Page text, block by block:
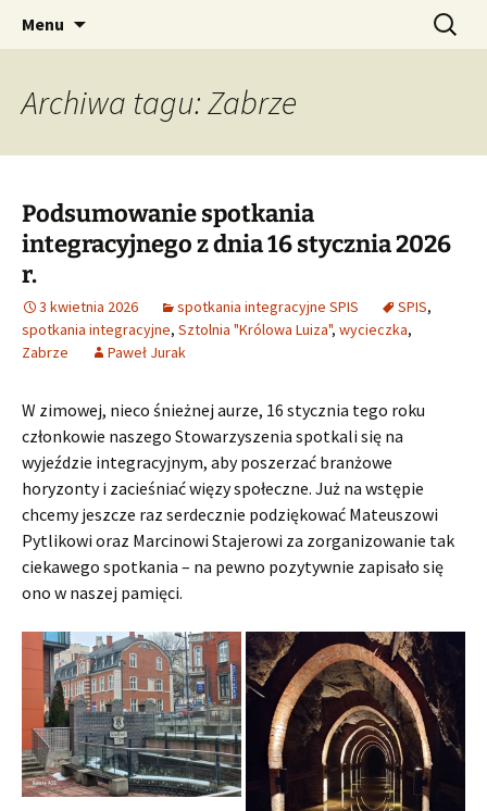
SPIS – Stowarzyszenie
Polskich Inżynierów
Strzałowych
Menu Szukaj:
Archiwa tagu: Zabrze
Podsumowanie spotkania
integracyjnego z dnia 16 stycznia 2026
r.
3 kwietnia 2026 spotkania integracyjne SPIS SPIS,
spotkania integracyjne, Sztolnia "Królowa Luiza", wycieczka,
Zabrze
Paweł Jurak
W zimowej, nieco śnieżnej aurze, 16 stycznia tego roku
członkowie naszego Stowarzyszenia spotkali się na
wyjeździe integracyjnym, aby poszerzać branżowe
horyzonty i zacieśniać więzy społeczne. Już na wstępie
chcemy jeszcze raz serdecznie podziękować Mateuszowi
Pytlikowi oraz Marcinowi Stajerowi za zorganizowanie tak
ciekawego spotkania – na pewno pozytywnie zapisało się
ono w naszej pamięci.